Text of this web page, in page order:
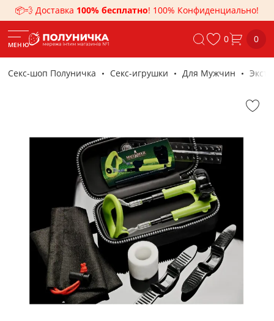
📦💨 Доставка 100% бесплатно! 100% Конфиденциально!
МЕНЮ 0 0
Секс-шоп Полуничка Секс-игрушки Для Мужчин